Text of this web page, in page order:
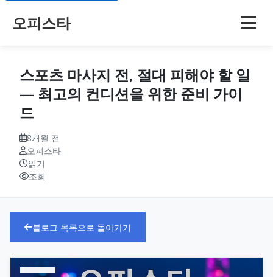
오피스타
스포츠 마사지 전, 절대 피해야 할 일
— 최고의 컨디션을 위한 준비 가이
드
8개월 전
오피스타
읽기
조회
블로그 목록으로 돌아가기